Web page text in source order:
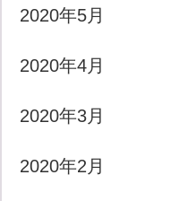
2020年5月
2020年4月
2020年3月
2020年2月